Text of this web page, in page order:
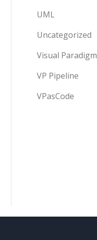
UML
Uncategorized
Visual Paradigm
VP Pipeline
VPasCode